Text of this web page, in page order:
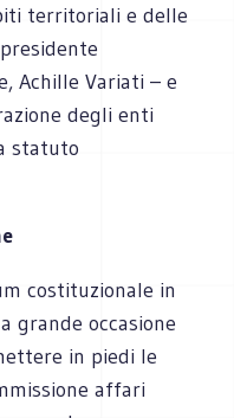
territoriali e delle
Achille Variati – e
degli enti
statuto
costituzionale in
grande occasione
in piedi le
affari